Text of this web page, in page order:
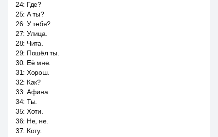
24: Где?
25: А ты?
26: У тебя?
27: Улица.
28: Чита.
29: Пошёл ты.
30: Её мне.
31: Хорош.
32: Как?
33: Афина.
34: Ты.
35: Хоти.
36: Не, не.
37: Коту.